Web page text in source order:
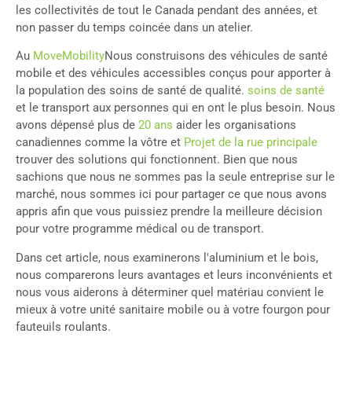
les collectivités de tout le Canada pendant des années, et
non passer du temps coincée dans un atelier.
Au MoveMobilityNous construisons des véhicules de santé
mobile et des véhicules accessibles conçus pour apporter à
la population des soins de santé de qualité. soins de santé
et le transport aux personnes qui en ont le plus besoin. Nous
avons dépensé plus de 20 ans aider les organisations
canadiennes comme la vôtre et Projet de la rue principale
trouver des solutions qui fonctionnent. Bien que nous
sachions que nous ne sommes pas la seule entreprise sur le
marché, nous sommes ici pour partager ce que nous avons
appris afin que vous puissiez prendre la meilleure décision
pour votre programme médical ou de transport.
Dans cet article, nous examinerons l'aluminium et le bois,
nous comparerons leurs avantages et leurs inconvénients et
nous vous aiderons à déterminer quel matériau convient le
mieux à votre unité sanitaire mobile ou à votre fourgon pour
fauteuils roulants.